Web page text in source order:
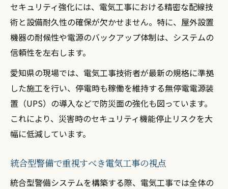
セキュリティ強化には、電気工事における精密な配線技
術と設備耐久性の確保が欠かせません。特に、屋外設置
機器の耐候性や電源のバックアップ体制は、システムの
信頼性を左右します。
愛知県の現場では、電気工事技術者が最新の規格に準拠
した施工を行い、停電時も稼働を維持する無停電電源装
置（UPS）の導入などで防災面の強化も図っています。
これにより、災害時のセキュリティ機能停止リスクを大
幅に低減しています。
統合型警備で重視すべき電気工事の視点
統合型警備システムを構築する際、電気工事では全体の